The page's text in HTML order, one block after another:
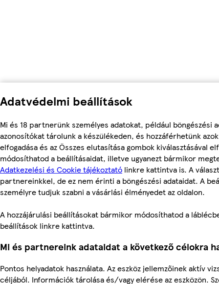
Adatvédelmi beállítások
Mi és 18 partnerünk személyes adatokat, például böngészési
azonosítókat tárolunk a készülékeden, és hozzáférhetünk
elfogadása és az Összes elutasítása gombok kiválasztásával
módosíthatod a beállításaidat, illetve ugyanezt bármikor
Adatkezelési és Cookie tájékoztató linkre kattintva is. A
partnereinkkel, de ez nem érinti a böngészési adataidat. A
személyre tudjuk szabni a vásárlási élményedet az oldalon.
A hozzájárulási beállításokat bármikor módosíthatod a
beállítások linkre kattintva.
Mi és partnereink adataidat a következő célokra
Pontos helyadatok használata. Az eszköz jellemzőinek aktív
céljából. Információk tárolása és/vagy elérése az eszközön.